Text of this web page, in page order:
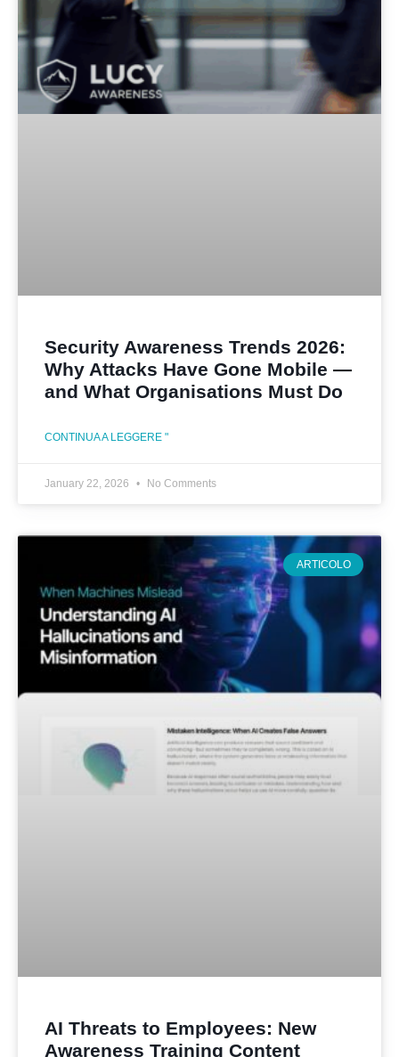
Security Awareness Trends 2026:
Why Attacks Have Gone Mobile —
and What Organisations Must Do
CONTINUA A LEGGERE "
January 22, 2026 No Comments
ARTICOLO
AI Threats to Employees: New
Awareness Training Content